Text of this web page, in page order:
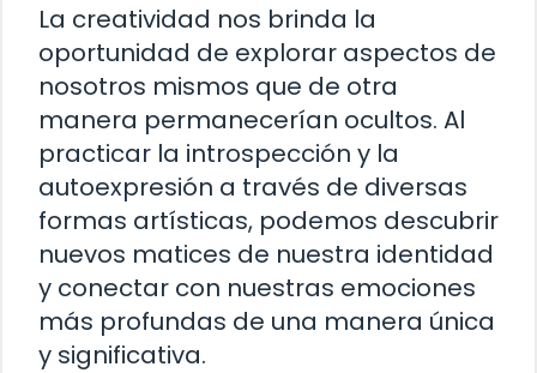
La creatividad nos brinda la
oportunidad de explorar aspectos de
nosotros mismos que de otra
manera permanecerían ocultos. Al
practicar la introspección y la
autoexpresión a través de diversas
formas artísticas, podemos descubrir
nuevos matices de nuestra identidad
y conectar con nuestras emociones
más profundas de una manera única
y significativa.